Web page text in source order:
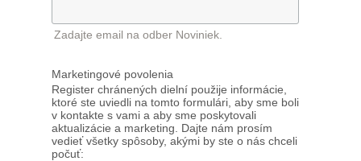
Zadajte email na odber Noviniek.
Marketingové povolenia
Register chránených dielní použije informácie,
ktoré ste uviedli na tomto formulári, aby sme boli
v kontakte s vami a aby sme poskytovali
aktualizácie a marketing. Dajte nám prosím
vedieť všetky spôsoby, akými by ste o nás chceli
počuť: